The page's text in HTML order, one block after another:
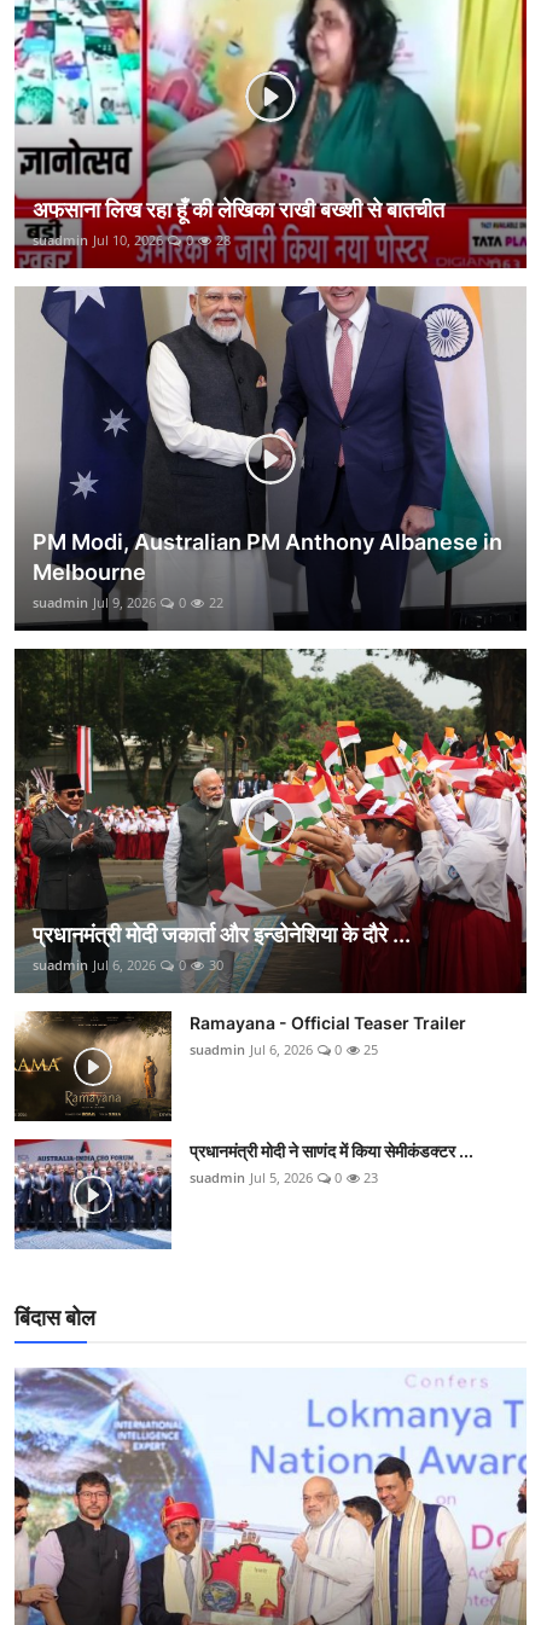
कानून
राजनीति
वीडियो
अफसाना लिख रहा हूँ की लेखिका राखी बख्शी से बातचीत
suadmin Jul 10, 2026 0 28
PM Modi, Australian PM Anthony Albanese in
Melbourne
suadmin Jul 9, 2026 0 22
प्रधानमंत्री मोदी जकार्ता और इन्डोनेशिया के दौरे ...
suadmin Jul 6, 2026 0 30
Ramayana - Official Teaser Trailer
suadmin Jul 6, 2026 0 25
प्रधानमंत्री मोदी ने साणंद में किया सेमीकंडक्टर ...
suadmin Jul 5, 2026 0 23
बिंदास बोल